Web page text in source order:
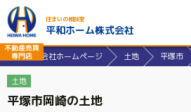
住まいの相談室
平和ホーム株式会社
ーム株式会社ホームページ 土地 平塚市
土地
平塚市岡崎の土地